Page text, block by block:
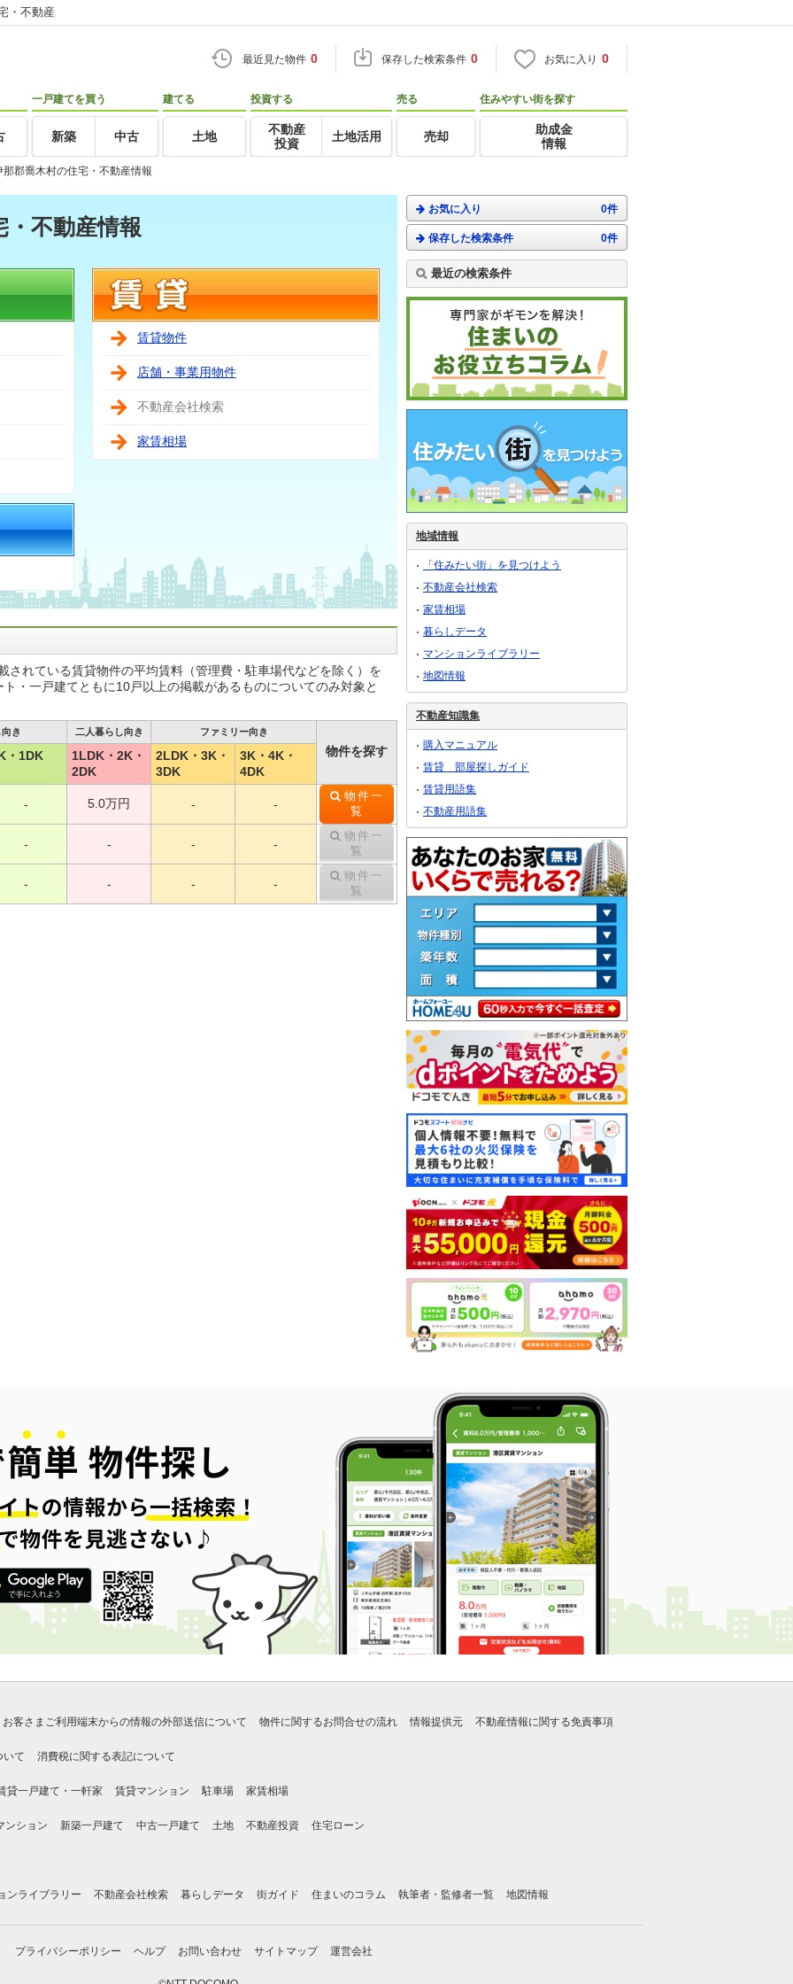
・不動産
最近見た物件 0 保存した検索条件 0 お気に入り 0
一戸建てを買う
新築 中古
建てる
土地
投資する
不動産
投資
土地活用
売る
売却
住みやすい街を探す
助成金
情報
那郡喬木村の住宅・不動産情報
・不動産情報
賃貸物件
店舗・事業用物件
不動産会社検索
家賃相場
されている賃貸物件の平均賃料（管理費・駐車場代などを除く）を
・一戸建てともに10戸以上の掲載があるものについてのみ対象と
き 二人暮らし向き ファミリー向き
物件を探す
・1DK
1LDK・2K・
2DK
2LDK・3K・
3DK
3K・4K・
4DK
- 5.0万円 - -
物件一
覧
- - - -
物件一
覧
- - - -
物件一
覧
お気に入り 0件
保存した検索条件 0件
最近の検索条件
地域情報
「住みたい街」を見つけよう
不動産会社検索
家賃相場
暮らしデータ
マンションライブラリー
地図情報
不動産知識集
購入マニュアル
賃貸 部屋探しガイド
賃貸用語集
不動産用語集
お客さまご利用端末からの情報の外部送信について 物件に関するお問合せの流れ 情報提供元 不動産情報に関する免責事項
いて 消費税に関する表記について
貸一戸建て・一軒家 賃貸マンション 駐車場 家賃相場
ンション 新築一戸建て 中古一戸建て 土地 不動産投資 住宅ローン
ンライブラリー 不動産会社検索 暮らしデータ 街ガイド 住まいのコラム 執筆者・監修者一覧 地図情報
プライバシーポリシー ヘルプ お問い合わせ サイトマップ 運営会社